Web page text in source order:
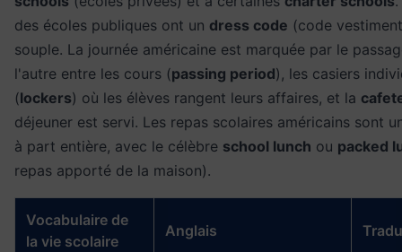
des écoles publiques ont un dress code (code
souple. La journée américaine est marquée par le
l'autre entre les cours (passing period), les casiers
(lockers) où les élèves rangent leurs affaires, et la
déjeuner est servi. Les repas scolaires américains sont
à part entière, avec le célèbre school lunch ou packed
repas apporté de la maison).
Vocabulaire de
la vie scolaire
Anglais